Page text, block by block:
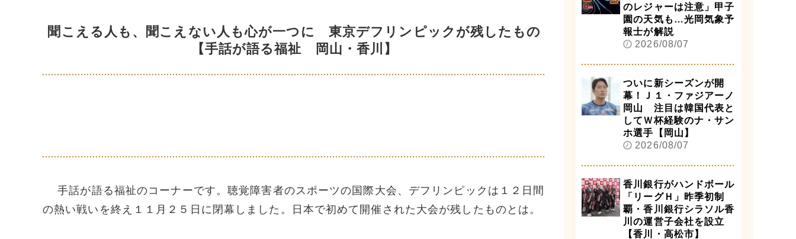
聞こえる人も、聞こえない人も心が一つに 東京デフリンピックが残したもの
【手話が語る福祉 岡山・香川】
手話が語る福祉のコーナーです。聴覚障害者のスポーツの国際大会、デフリンピックは１２日間
の熱い戦いを終え１１月２５日に閉幕しました。日本で初めて開催された大会が残したものとは。
のレジャーは注意」甲子
園の天気も…光岡気象予
報士が解説
2026/08/07
ついに新シーズンが開
幕！Ｊ１・ファジアーノ
岡山 注目は韓国代表と
してＷ杯経験のナ・サン
ホ選手【岡山】
2026/08/07
香川銀行がハンドボール
「リーグＨ」昨季初制
覇・香川銀行シラソル香
川の運営子会社を設立
【香川・高松市】